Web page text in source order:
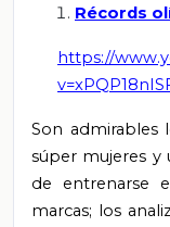
Récords
https://
Son admirables
súper mujeres y
de entrenarse
marcas; los